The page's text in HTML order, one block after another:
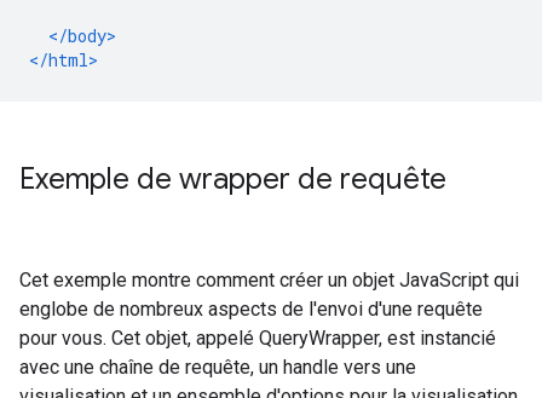
</body>
</html>
Exemple de wrapper de requête
Cet exemple montre comment créer un objet JavaScript qui
englobe de nombreux aspects de l'envoi d'une requête
pour vous. Cet objet, appelé QueryWrapper, est instancié
avec une chaîne de requête, un handle vers une